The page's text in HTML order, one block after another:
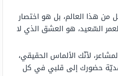
هذا العالم، بل هو اختصار
السّعيد، هو العشق الذي لا
لأنّك الألماس الحقيقي،
حضورك إلى قلبي في كل